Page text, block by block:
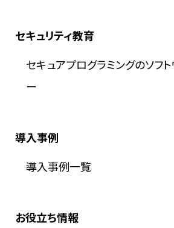
セキュリティ教育
セキュアプログラミングのソフ
ー
導入事例
導入事例一覧
お役立ち情報